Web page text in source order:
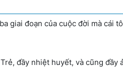
giai đoạn của cuộc đời mà cái
đầy nhiệt huyết, và cũng đầy